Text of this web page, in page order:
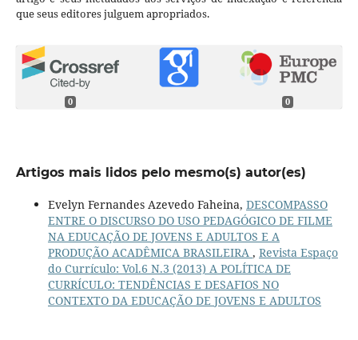
que seus editores julguem apropriados.
0 0
Artigos mais lidos pelo mesmo(s) autor(es)
Evelyn Fernandes Azevedo Faheina, DESCOMPASSO
ENTRE O DISCURSO DO USO PEDAGÓGICO DE FILME
NA EDUCAÇÃO DE JOVENS E ADULTOS E A
PRODUÇÃO ACADÊMICA BRASILEIRA , Revista Espaço
do Currículo: Vol.6 N.3 (2013) A POLÍTICA DE
CURRÍCULO: TENDÊNCIAS E DESAFIOS NO
CONTEXTO DA EDUCAÇÃO DE JOVENS E ADULTOS